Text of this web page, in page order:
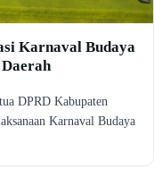
Karnaval Budaya
DPRD Kabupaten
Karnaval Budaya